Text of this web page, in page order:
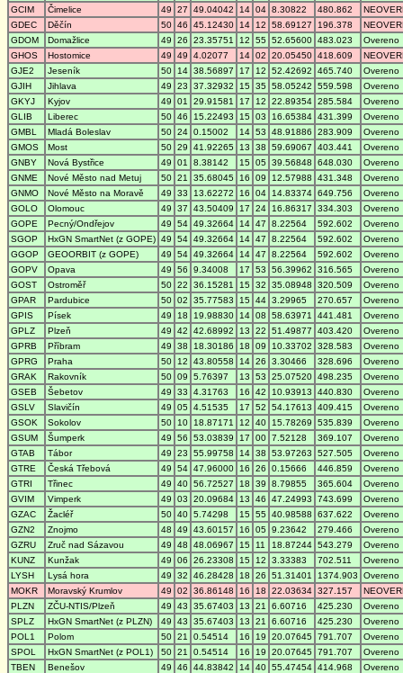
GCIM
Čimelice 49 27 49.04042 14 04 8.30822 480.862
GDEC
Děčín 50 46 45.12430 14 12 58.69127 196.378
GDOM
Domažlice 49 26 23.35751 12 55 52.65600 483.023
Overeno
GHOS
Hostomice 49 49 4.02077 14 02 20.05450 418.609
GJE2
Jeseník 50 14 38.56897 17 12 52.42692 465.740
Overeno
GJIH
Jihlava 49 23 37.32932 15 35 58.05242 559.598
Overeno
GKYJ
Kyjov 49 01 29.91581 17 12 22.89354 285.584
Overeno
GLIB
Liberec 50 46 15.22493 15 03 16.65384 431.399
Overeno
GMBL
Mladá Boleslav 50 24 0.15002 14 53 48.91886 283.909
Overeno
GMOS
Most 50 29 41.92265 13 38 59.69067 403.441
Overeno
GNBY
Nová Bystřice 49 01 8.38142 15 05 39.56848 648.030
Overeno
GNME
Nové Město nad Metuj 50 21 35.68045 16 09 12.57988 431.348
Overeno
GNMO
Nové Město na Moravě 49 33 13.62272 16 04 14.83374 649.756
Overeno
GOLO
Olomouc 49 37 43.50409 17 24 16.86317 334.303
Overeno
GOPE
Pecný/Ondřejov 49 54 49.32664 14 47 8.22564 592.602
Overeno
SGOP
HxGN SmartNet (z GOPE) 49 54 49.32664 14 47 8.22564 592.602
Overeno
GGOP
GEOORBIT (z GOPE) 49 54 49.32664 14 47 8.22564 592.602
Overeno
GOPV
Opava 49 56 9.34008 17 53 56.39962 316.565
Overeno
GOST
Ostroměř 50 22 36.15281 15 32 35.08948 320.509
Overeno
GPAR
Pardubice 50 02 35.77583 15 44 3.29965 270.657
Overeno
GPIS
Písek 49 18 19.98830 14 08 58.63971 441.481
Overeno
GPLZ
Plzeň 49 42 42.68992 13 22 51.49877 403.420
Overeno
GPRB
Příbram 49 38 18.30186 18 09 10.33702 328.583
Overeno
GPRG
Praha 50 12 43.80558 14 26 3.30466 328.696
Overeno
GRAK
Rakovník 50 09 5.76397 13 53 25.07520 498.235
Overeno
GSEB
Šebetov 49 33 4.31763 16 42 10.93913 440.830
Overeno
GSLV
Slavičín 49 05 4.51535 17 52 54.17613 409.415
Overeno
GSOK
Sokolov 50 10 18.87171 12 40 15.78269 535.839
Overeno
GSUM
Šumperk 49 56 53.03839 17 00 7.52128 369.107
Overeno
GTAB
Tábor 49 23 55.99758 14 38 53.97263 527.505
Overeno
GTRE
Česká Třebová 49 54 47.96000 16 26 0.15666 446.859
Overeno
GTRI
Třinec 49 40 56.72527 18 39 8.79855 365.604
Overeno
GVIM
Vimperk 49 03 20.09684 13 46 47.24993 743.699
Overeno
GZAC
Žacléř 50 40 5.74298 15 55 40.98588 637.622
Overeno
GZN2
Znojmo 48 49 43.60157 16 05 9.23642 279.466
Overeno
GZRU
Zruč nad Sázavou 49 48 48.06967 15 11 18.87244 543.279
Overeno
KUNZ
Kunžak 49 06 26.23308 15 12 3.33383 702.511
Overeno
LYSH
Lysá hora 49 32 46.28428 18 26 51.31401 1374.903
Overeno
MOKR
Moravský Krumlov 49 02 36.86148 16 18 22.03634 327.157
PLZN
ZČU-NTIS/Plzeň 49 43 35.67403 13 21 6.60716 425.230
Overeno
SPLZ
HxGN SmartNet (z PLZN) 49 43 35.67403 13 21 6.60716 425.230
Overeno
POL1
Polom 50 21 0.54514 16 19 20.07645 791.707
Overeno
SPOL
HxGN SmartNet (z POL1) 50 21 0.54514 16 19 20.07645 791.707
Overeno
TBEN
Benešov 49 46 44.83842 14 40 55.47454 414.968
Overeno